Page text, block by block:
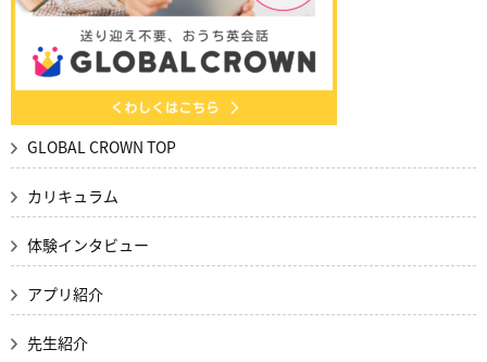
GLOBAL CROWN TOP
カリキュラム
体験インタビュー
アプリ紹介
先生紹介